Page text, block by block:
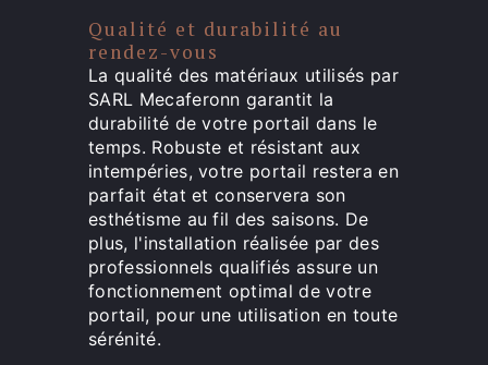
Qualité et durabilité au
rendez-vous
La qualité des matériaux utilisés par
SARL Mecaferonn garantit la
durabilité de votre portail dans le
temps. Robuste et résistant aux
intempéries, votre portail restera en
parfait état et conservera son
esthétisme au fil des saisons. De
plus, l'installation réalisée par des
professionnels qualifiés assure un
fonctionnement optimal de votre
portail, pour une utilisation en toute
sérénité.